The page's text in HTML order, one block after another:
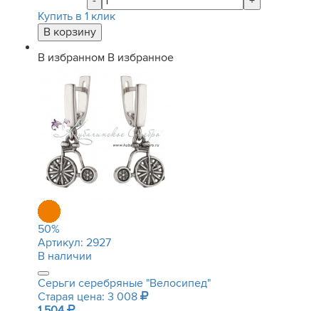
Купить в 1 клик
В избранном В избранное
50%
Артикул: 2927
В наличии
Серьги серебряные "Велосипед"
Старая цена: 3 008